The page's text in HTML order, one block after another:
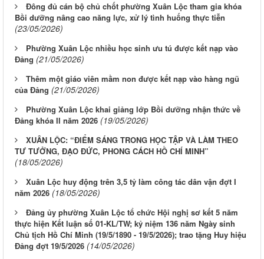
Đông đủ cán bộ chủ chốt phường Xuân Lộc tham gia khóa
Bồi dưỡng nâng cao năng lực, xử lý tình huống thực tiễn
(23/05/2026)
Phường Xuân Lộc nhiều học sinh ưu tú được kết nạp vào
Đảng (21/05/2026)
Thêm một giáo viên mầm non được kết nạp vào hàng ngũ
của Đảng (21/05/2026)
Phường Xuân Lộc khai giảng lớp Bồi dưỡng nhận thức về
Đảng khóa II năm 2026 (19/05/2026)
XUÂN LỘC: “ĐIỂM SÁNG TRONG HỌC TẬP VÀ LÀM THEO
TƯ TƯỞNG, ĐẠO ĐỨC, PHONG CÁCH HỒ CHÍ MINH”
(18/05/2026)
Xuân Lộc huy động trên 3,5 tỷ làm công tác dân vận đợt I
năm 2026 (18/05/2026)
Đảng ủy phường Xuân Lộc tổ chức Hội nghị sơ kết 5 năm
thực hiện Kết luận số 01-KL/TW; kỷ niệm 136 năm Ngày sinh
Chủ tịch Hồ Chí Minh (19/5/1890 - 19/5/2026); trao tặng Huy hiệu
Đảng đợt 19/5/2026 (14/05/2026)